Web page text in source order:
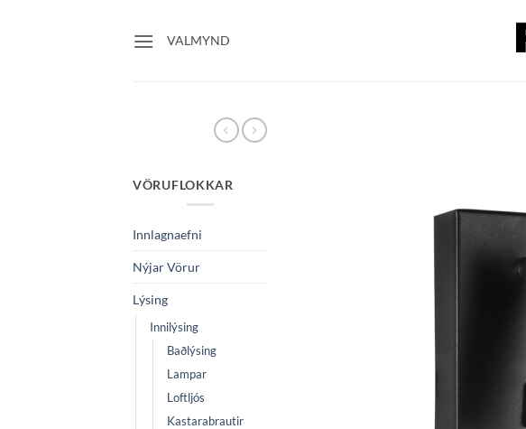
VALMYND
VÖRUFLOKKAR
Innlagnaefni
Nýjar Vörur
Lýsing
Innilýsing
Baðlýsing
Lampar
Loftljós
Kastarabrautir